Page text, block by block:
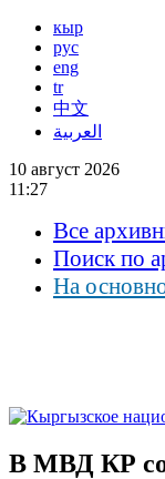
кыр
рус
eng
tr
中文
العربية
10 август 2026
11:27
Все
Поиск по
На
В МВД КР